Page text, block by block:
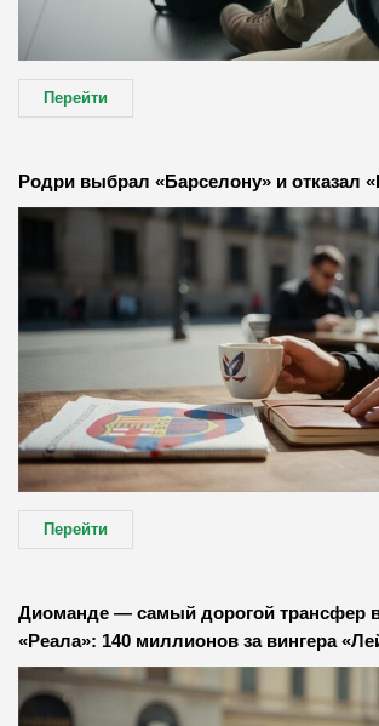
Перейти
Родри выбрал «Барселону» и отказал
Перейти
Диоманде — самый дорогой трансфер
«Реала»: 140 миллионов за вингера